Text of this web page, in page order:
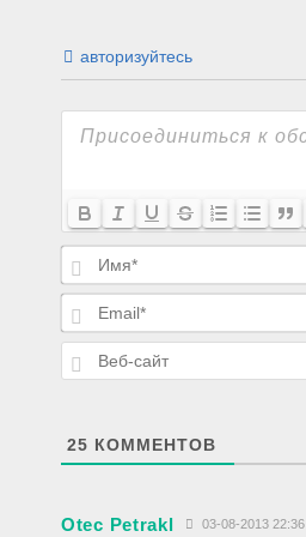
авторизуйтесь
25 КОММЕНТОВ
Otec Petrakl 03-08-2013 22:36